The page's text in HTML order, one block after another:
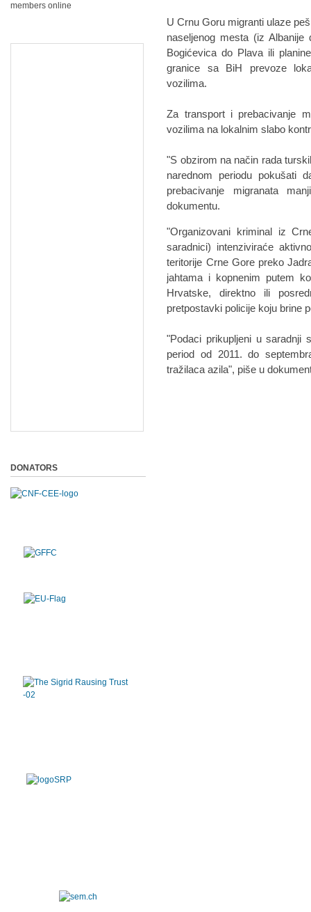
U Crnu Goru migranti ulaze
naseljenog mesta (iz
Bogićevica do Plava ili
granice sa BiH prevoze
vozilima.
Za transport i prebacivanje
vozilima na lokalnim slabo
"S obzirom na način rada
narednom periodu pokušati
prebacivanje migranata
dokumentu.
"Organizovani kriminal iz
saradnici) intenziviraće
teritorije Crne Gore preko
jahtama i kopnenim putem
Hrvatske, direktno ili
pretpostavki policije koju brine
"Podaci prikupljeni u
period od 2011. do
tražilaca azila", piše u
members online
DONATORS